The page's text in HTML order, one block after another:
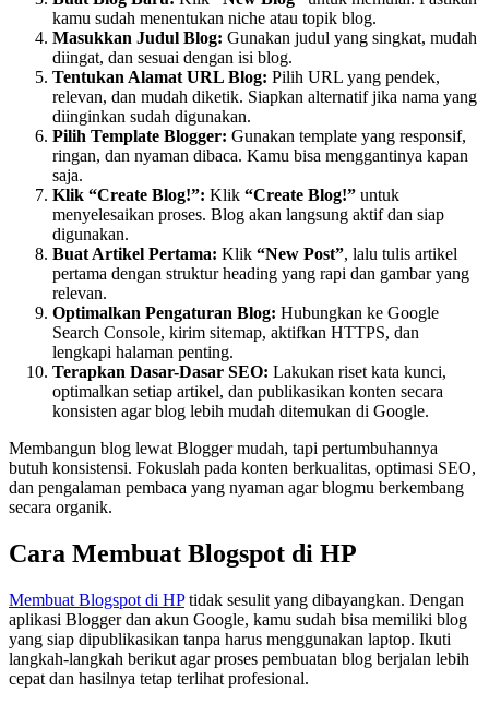
kamu sudah menentukan niche atau topik blog.
Masukkan Judul Blog: Gunakan judul yang singkat, mudah
diingat, dan sesuai dengan isi blog.
Tentukan Alamat URL Blog: Pilih URL yang pendek,
relevan, dan mudah diketik. Siapkan alternatif jika nama yang
diinginkan sudah digunakan.
Pilih Template Blogger: Gunakan template yang responsif,
ringan, dan nyaman dibaca. Kamu bisa menggantinya kapan
saja.
Klik “Create Blog!”: Klik “Create Blog!” untuk
menyelesaikan proses. Blog akan langsung aktif dan siap
digunakan.
Buat Artikel Pertama: Klik “New Post”, lalu tulis artikel
pertama dengan struktur heading yang rapi dan gambar yang
relevan.
Optimalkan Pengaturan Blog: Hubungkan ke Google
Search Console, kirim sitemap, aktifkan HTTPS, dan
lengkapi halaman penting.
Terapkan Dasar-Dasar SEO: Lakukan riset kata kunci,
optimalkan setiap artikel, dan publikasikan konten secara
konsisten agar blog lebih mudah ditemukan di Google.
Membangun blog lewat Blogger mudah, tapi pertumbuhannya
butuh konsistensi. Fokuslah pada konten berkualitas, optimasi SEO,
dan pengalaman pembaca yang nyaman agar blogmu berkembang
secara organik.
Cara Membuat Blogspot di HP
Membuat Blogspot di HPtidak sesulit yang dibayangkan. Dengan
aplikasi Blogger dan akun Google, kamu sudah bisa memiliki blog
yang siap dipublikasikan tanpa harus menggunakan laptop. Ikuti
langkah-langkah berikut agar proses pembuatan blog berjalan lebih
cepat dan hasilnya tetap terlihat profesional.